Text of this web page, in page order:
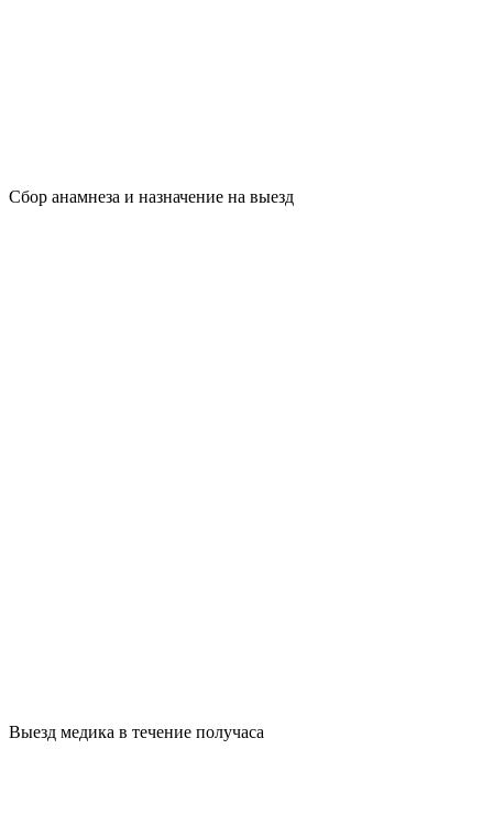
Сбор анамнеза и назначение на выезд
Выезд медика в течение получаса